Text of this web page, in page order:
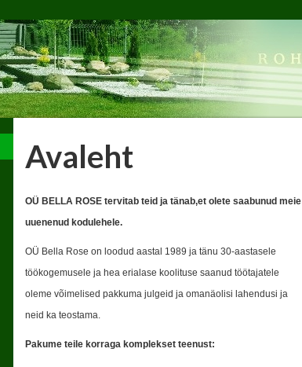
Avaleht
OÜ BELLA ROSE tervitab teid ja tänab,et olete saabunud meie
uuenenud kodulehele.
OÜ Bella Rose on loodud aastal 1989 ja tänu 30-aastasele
töökogemusele ja hea erialase koolituse saanud töötajatele
oleme võimelised pakkuma julgeid ja omanäolisi lahendusi ja
neid ka teostama.
Pakume teile korraga komplekset teenust: